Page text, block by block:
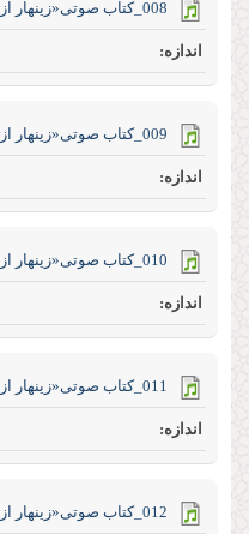
008_کتاب صوتی«زینهار از تکبر»، صفحه 118 تا 137
009_کتاب صوتی«زینهار از تکبر»، صفحه 137 تا 161
010_کتاب صوتی«زینهار از تکبر»، صفحه 161 تا 183
011_کتاب صوتی«زینهار از تکبر»، صفحه 184 تا 201
012_کتاب صوتی«زینهار از تکبر»، صفحه 201 تا 230